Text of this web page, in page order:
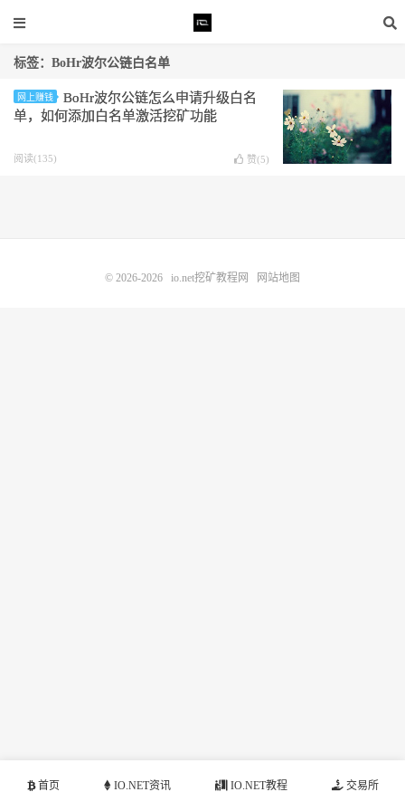
标签：BoHr波尔公链白名单
网上赚钱
BoHr波尔公链怎么申请升级白名
单，如何添加白名单激活挖矿功能
阅读(135) 赞(5)
首页 IO.NET资讯 IO.NET教程 交易所
© 2026-2026 io.net挖矿教程网 网站地图